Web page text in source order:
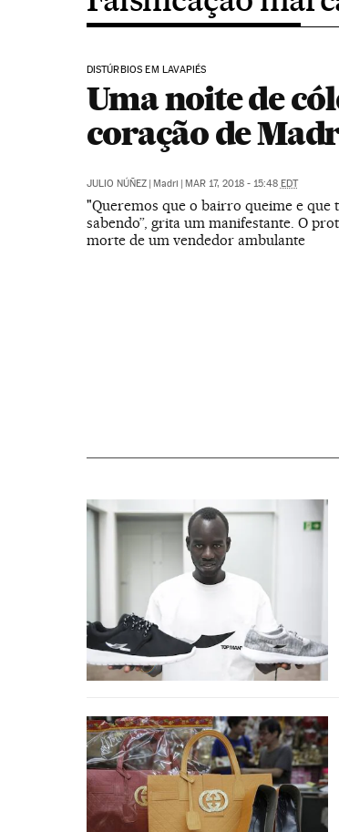
DISTÚRBIOS EM LAVAPIÉS
Uma noite de
coração de
JULIO NÚÑEZ | Madri | MAR 17, 2018 - 15:48 EDT
"Queremos que o bairro queime e que
sabendo”, grita um manifestante. O
morte de um vendedor ambulante